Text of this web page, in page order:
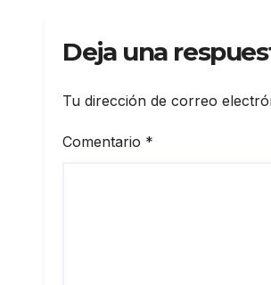
Deja una
Tu dirección de correo
Comentario *